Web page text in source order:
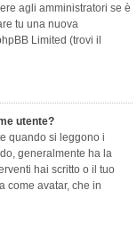
agli amministratori se è
tu una nuova
Limited (trovi il
utente?
quando si leggono i
generalmente ha la
hai scritto o il tuo
come avatar, che in